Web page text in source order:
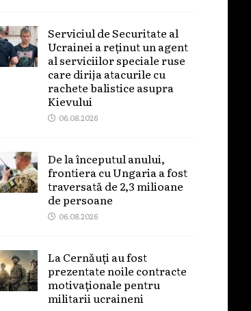
Serviciul de Securitate al
Ucrainei a reținut un agent
al serviciilor speciale ruse
care dirija atacurile cu
rachete balistice asupra
Kievului
06.08.2026
De la începutul anului,
frontiera cu Ungaria a fost
traversată de 2,3 milioane
de persoane
06.08.2026
La Cernăuți au fost
prezentate noile contracte
motivaționale pentru
militarii ucraineni